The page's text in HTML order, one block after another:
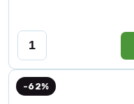
-62%